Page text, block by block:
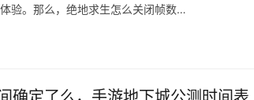
验。那么，绝地求生怎么关闭帧数…